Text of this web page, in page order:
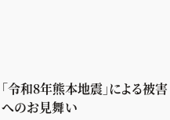
「令和8年熊本地震」による被害
へのお見舞い